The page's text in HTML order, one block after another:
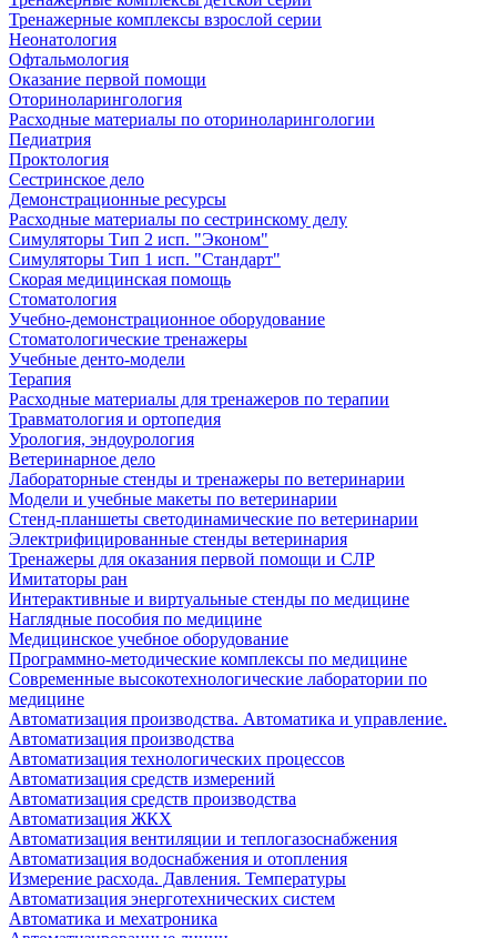
Тренажерные комплексы взрослой серии
Неонатология
Офтальмология
Оказание первой помощи
Оториноларингология
Расходные материалы по оториноларингологии
Педиатрия
Проктология
Сестринское дело
Демонстрационные ресурсы
Расходные материалы по сестринскому делу
Симуляторы Тип 2 исп. "Эконом"
Симуляторы Тип 1 исп. "Стандарт"
Скорая медицинская помощь
Стоматология
Учебно-демонстрационное оборудование
Стоматологические тренажеры
Учебные денто-модели
Терапия
Расходные материалы для тренажеров по терапии
Травматология и ортопедия
Урология, эндоурология
Ветеринарное дело
Лабораторные стенды и тренажеры по ветеринарии
Модели и учебные макеты по ветеринарии
Стенд-планшеты светодинамические по ветеринарии
Электрифицированные стенды ветеринария
Тренажеры для оказания первой помощи и СЛР
Имитаторы ран
Интерактивные и виртуальные стенды по медицине
Наглядные пособия по медицине
Медицинское учебное оборудование
Программно-методические комплексы по медицине
Современные высокотехнологические лаборатории по
медицине
Автоматизация производства. Автоматика и управление.
Автоматизация производства
Автоматизация технологических процессов
Автоматизация средств измерений
Автоматизация средств производства
Автоматизация ЖКХ
Автоматизация вентиляции и теплогазоснабжения
Автоматизация водоснабжения и отопления
Измерение расхода. Давления. Температуры
Автоматизация энерготехнических систем
Автоматика и мехатроника